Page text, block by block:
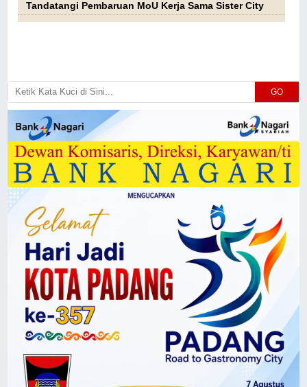
Tandatangi Pembaruan MoU Kerja Sama Sister City
GO